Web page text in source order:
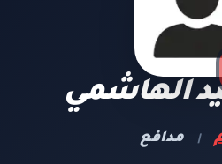
الهاشمي
| مدافع